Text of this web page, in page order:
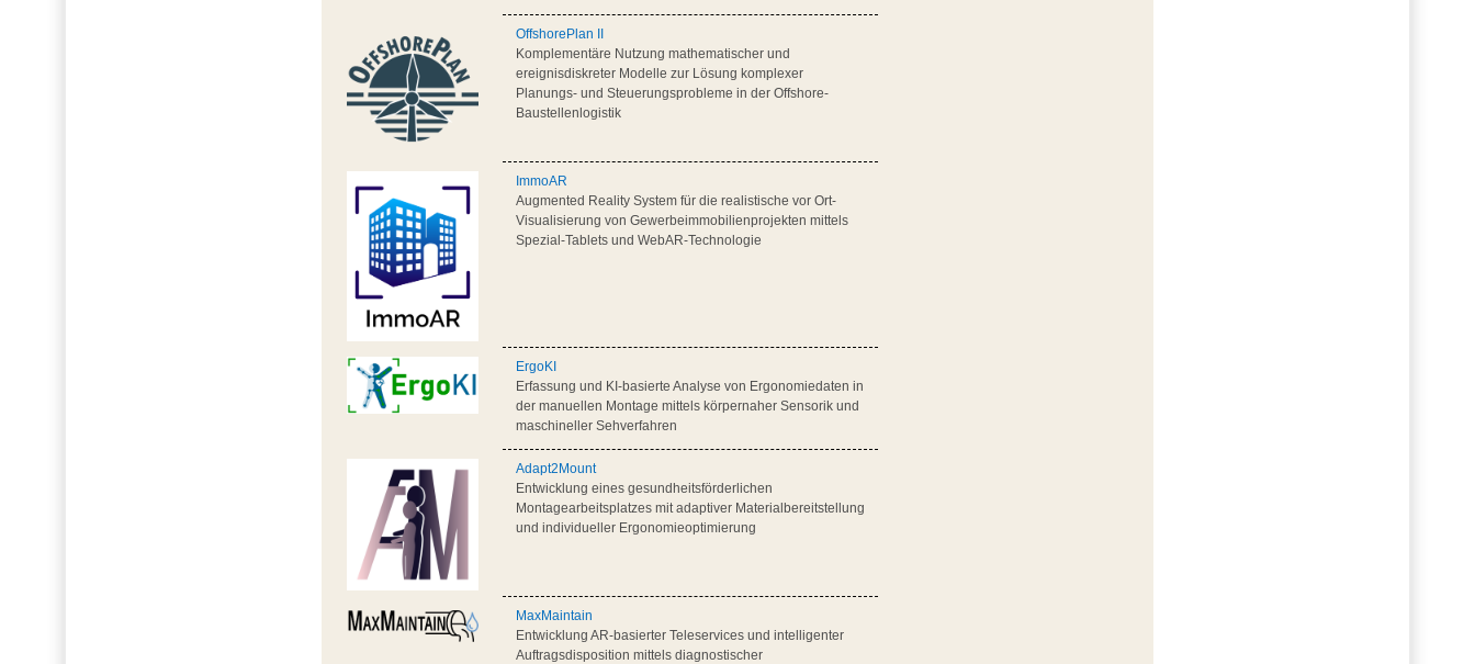
OffshorePlan II
Komplementäre Nutzung mathematischer und
ereignisdiskreter Modelle zur Lösung komplexer
Planungs- und Steuerungsprobleme in der Offshore-
Baustellenlogistik
ImmoAR
Augmented Reality System für die realistische vor Ort-
Visualisierung von Gewerbeimmobilienprojekten mittels
Spezial-Tablets und WebAR-Technologie
ErgoKI
Erfassung und KI-basierte Analyse von Ergonomiedaten in
der manuellen Montage mittels körpernaher Sensorik und
maschineller Sehverfahren
Adapt2Mount
Entwicklung eines gesundheitsförderlichen
Montagearbeitsplatzes mit adaptiver Materialbereitstellung
und individueller Ergonomieoptimierung
MaxMaintain
Entwicklung AR-basierter Teleservices und intelligenter
Auftragsdisposition mittels diagnostischer